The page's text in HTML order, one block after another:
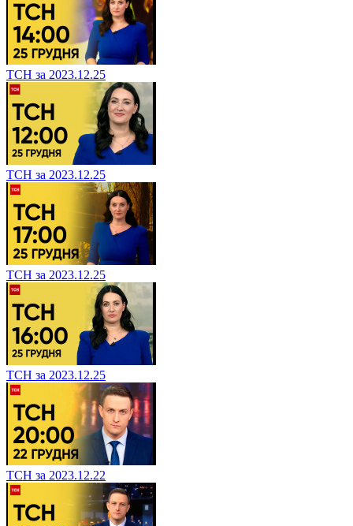
ТСН за 2023.12.25
ТСН за 2023.12.25
ТСН за 2023.12.25
ТСН за 2023.12.25
ТСН за 2023.12.22